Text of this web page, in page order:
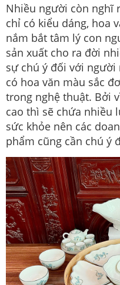
Nhiều người còn nghĩ
chỉ có kiểu dáng, hoa
nắm bắt tâm lý con
sản xuất cho ra đời
sự chú ý đối với
có hoa văn màu sắc
trong nghệ thuật. Bởi
cao thì sẽ chứa nhiều
sức khỏe nên các
phẩm cũng cần chú ý